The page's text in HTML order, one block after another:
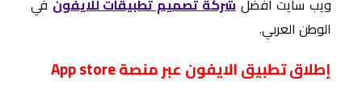
الوطن العربي.
إطلاق تطبيق الايفون عبر منصة App store